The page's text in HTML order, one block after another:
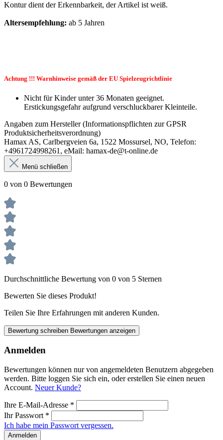
Kontur dient der Erkennbarkeit, der Artikel ist weiß.
Altersempfehlung: ab 5 Jahren
Achtung !!! Warnhinweise gemäß der EU Spielzeugrichtlinie
Nicht für Kinder unter 36 Monaten geeignet.
Erstickungsgefahr aufgrund verschluckbarer Kleinteile.
Angaben zum Hersteller (Informationspflichten zur GPSR
Produktsicherheitsverordnung)
Hamax AS, Carlbergveien 6a, 1522 Mossursel, NO, Telefon:
+4961724998261, eMail: hamax-de@t-online.de
Menü schließen
0 von 0 Bewertungen
Durchschnittliche Bewertung von 0 von 5 Sternen
Bewerten Sie dieses Produkt!
Teilen Sie Ihre Erfahrungen mit anderen Kunden.
Bewertung schreiben Bewertungen anzeigen
Anmelden
Bewertungen können nur von angemeldeten Benutzern abgegeben
werden. Bitte loggen Sie sich ein, oder erstellen Sie einen neuen
Account. Neuer Kunde?
Ihre E-Mail-Adresse *
Ihr Passwort *
Ich habe mein Passwort vergessen.
Anmelden